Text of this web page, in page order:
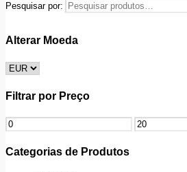
Pesquisar por:
Alterar Moeda
Filtrar por Preço
Categorias de Produtos